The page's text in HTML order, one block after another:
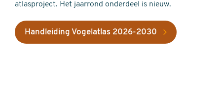
atlasproject. Het jaarrond onderdeel is nieuw.
Handleiding Vogelatlas 2026-2030